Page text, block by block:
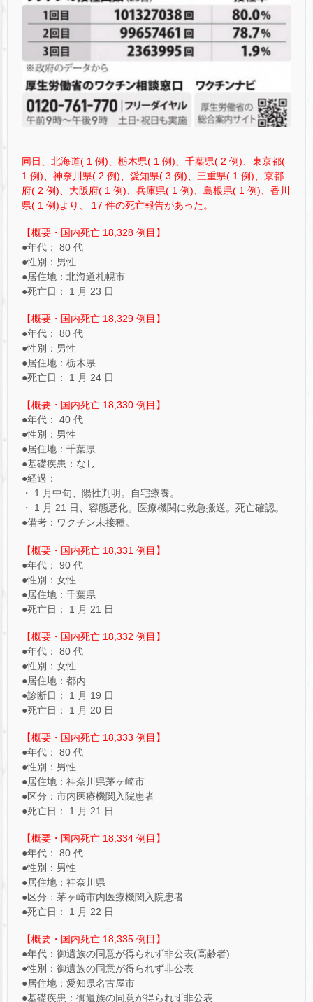
同日、北海道( 1 例)、栃木県( 1 例)、千葉県( 2 例)、東京都(
1 例)、神奈川県( 2 例)、愛知県( 3 例)、三重県( 1 例)、京都
府( 2 例)、大阪府( 1 例)、兵庫県( 1 例)、島根県( 1 例)、香川
県( 1 例)より、 17 件の死亡報告があった。
【概要・国内死亡 18,328 例目】
●年代： 80 代
●性別：男性
●居住地：北海道札幌市
●死亡日： 1 月 23 日
【概要・国内死亡 18,329 例目】
●年代： 80 代
●性別：男性
●居住地：栃木県
●死亡日： 1 月 24 日
【概要・国内死亡 18,330 例目】
●年代： 40 代
●性別：男性
●居住地：千葉県
●基礎疾患：なし
●経過：
・ 1 月中旬、陽性判明。自宅療養。
・ 1 月 21 日、容態悪化。医療機関に救急搬送。死亡確認。
●備考：ワクチン未接種。
【概要・国内死亡 18,331 例目】
●年代： 90 代
●性別：女性
●居住地：千葉県
●死亡日： 1 月 21 日
【概要・国内死亡 18,332 例目】
●年代： 80 代
●性別：女性
●居住地：都内
●診断日： 1 月 19 日
●死亡日： 1 月 20 日
【概要・国内死亡 18,333 例目】
●年代： 80 代
●性別：男性
●居住地：神奈川県茅ヶ崎市
●区分：市内医療機関入院患者
●死亡日： 1 月 21 日
【概要・国内死亡 18,334 例目】
●年代： 80 代
●性別：男性
●居住地：神奈川県
●区分：茅ヶ崎市内医療機関入院患者
●死亡日： 1 月 22 日
【概要・国内死亡 18,335 例目】
●年代：御遺族の同意が得られず非公表(高齢者)
●性別：御遺族の同意が得られず非公表
●居住地：愛知県名古屋市
●基礎疾患：御遺族の同意が得られず非公表